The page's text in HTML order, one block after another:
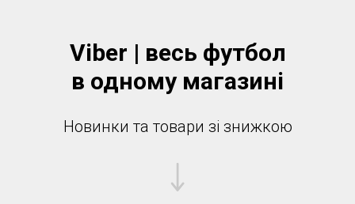
Viber | весь футбол
в одному магазинi
Новинки та товари зі знижкою